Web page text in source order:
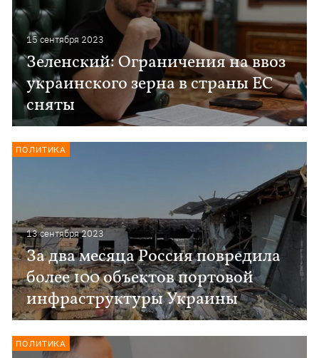
15 сентября 2023
Зеленский: Ограничения на ввоз
украинского зерна в страны ЕС
сняты
13 сентября 2023
За два месяца Россия повредила
более 100 объектов портовой
инфраструктуры Украины
ПОЛИТИКА
ПОЛИТИКА